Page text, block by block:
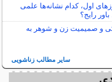
اول، کدام نشانه‌ها علمی
رایج؟
و صمیمیت زن و شوهر به
سایر مطالب زناشویی